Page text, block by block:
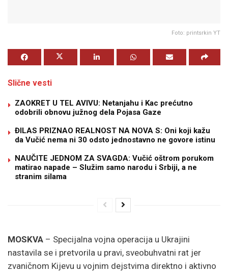
Foto: printsrkin YT
Slične vesti
ZAOKRET U TEL AVIVU: Netanjahu i Kac prećutno
odobrili obnovu južnog dela Pojasa Gaze
ĐILAS PRIZNAO REALNOST NA NOVA S: Oni koji kažu
da Vučić nema ni 30 odsto jednostavno ne govore istinu
NAUČITE JEDNOM ZA SVAGDA: Vučić oštrom porukom
matirao napade – Služim samo narodu i Srbiji, a ne
stranim silama
MOSKVA – Specijalna vojna operacija u Ukrajini
nastavila se i pretvorila u pravi, sveobuhvatni rat jer
zvaničnom Kijevu u vojnim dejstvima direktno i aktivno